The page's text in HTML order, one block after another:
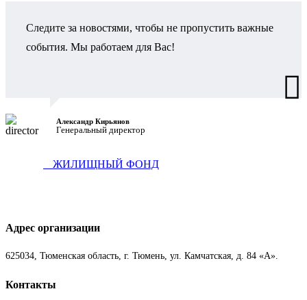
Следите за новостями, чтобы не пропустить важные
события. Мы работаем для Вас!
Александр Кирьянов
Генеральный директор
ЖИЛИЩНЫЙ ФОНД
Адрес организации
625034, Тюменская область, г. Тюмень, ул. Камчатская, д. 84 «А».
Контакты